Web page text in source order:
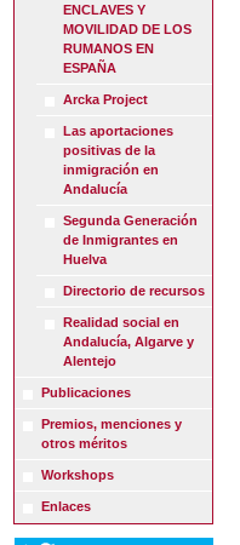
ENCLAVES Y
MOVILIDAD DE LOS
RUMANOS EN
ESPAÑA
Arcka Project
Las aportaciones
positivas de la
inmigración en
Andalucía
Segunda Generación
de Inmigrantes en
Huelva
Directorio de recursos
Realidad social en
Andalucía, Algarve y
Alentejo
Publicaciones
Premios, menciones y
otros méritos
Workshops
Enlaces